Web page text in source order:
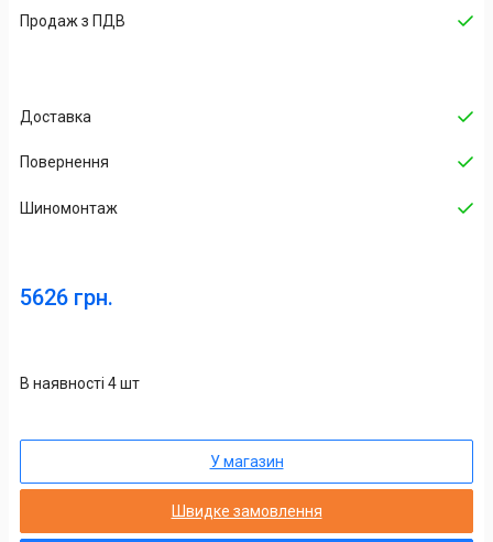
Продаж з ПДВ
Доставка
Повернення
Шиномонтаж
5626 грн.
В наявності 4 шт
У магазин
Швидке замовлення